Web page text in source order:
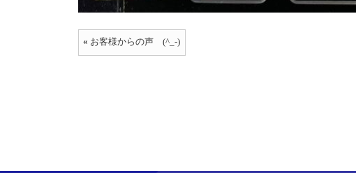
« お客様からの声 (^_-)